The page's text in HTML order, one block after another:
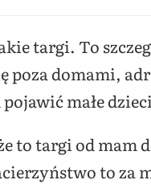
targi. To
poza domami,
małe
to targi od mam
to za